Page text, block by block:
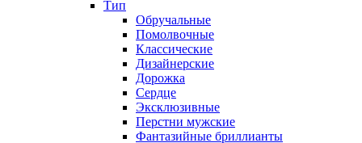
Тип
Обручальные
Помолвочные
Классические
Дизайнерские
Дорожка
Сердце
Эксклюзивные
Перстни мужские
Фантазийные бриллианты